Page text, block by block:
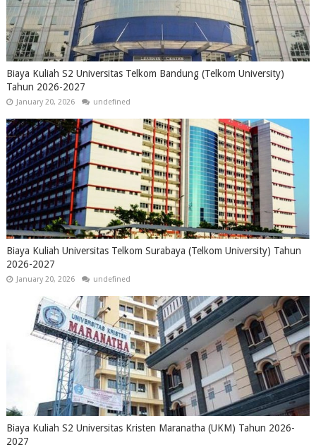
Biaya Kuliah S2 Universitas Telkom Bandung (Telkom University)
Tahun 2026-2027
January 20, 2026 undefined
Biaya Kuliah Universitas Telkom Surabaya (Telkom University) Tahun
2026-2027
January 20, 2026 undefined
Biaya Kuliah S2 Universitas Kristen Maranatha (UKM) Tahun 2026-
2027